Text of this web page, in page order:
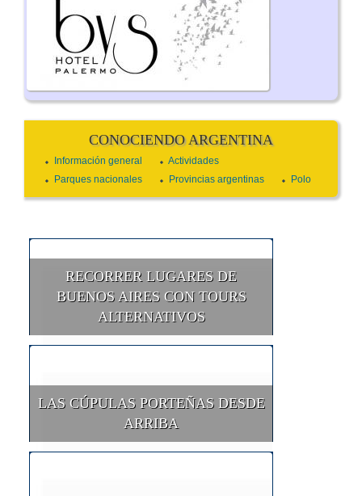
CONOCIENDO ARGENTINA
Información general
Actividades
Parques nacionales
Provincias argentinas Polo
RECORRER LUGARES DE
BUENOS AIRES CON TOURS
ALTERNATIVOS
LAS CÚPULAS PORTEÑAS DESDE
ARRIBA